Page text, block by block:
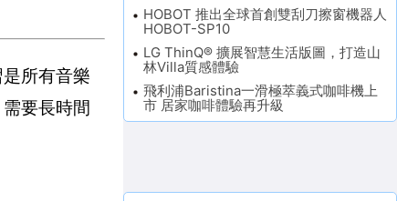
所有音樂
要長時間
HOBOT 推出全球首創雙刮刀擦窗機器人
HOBOT-SP10
LG ThinQ® 擴展智慧生活版圖，打造山
林Villa質感體驗
飛利浦Baristina一滑極萃義式咖啡機上
市 居家咖啡體驗再升級